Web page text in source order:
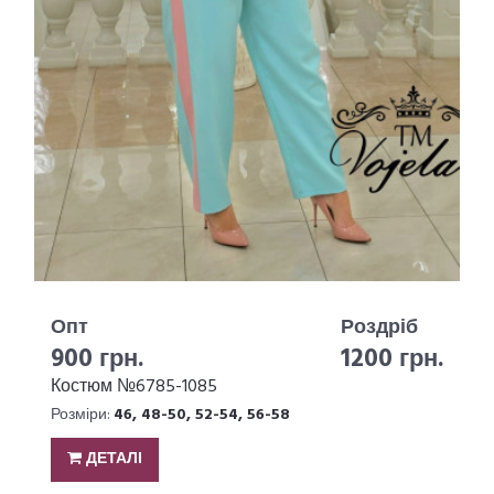
Опт
900 грн.
Роздріб
1200 грн.
Костюм №6785-1085
Розміри: 46, 48-50, 52-54, 56-58
ДЕТАЛІ